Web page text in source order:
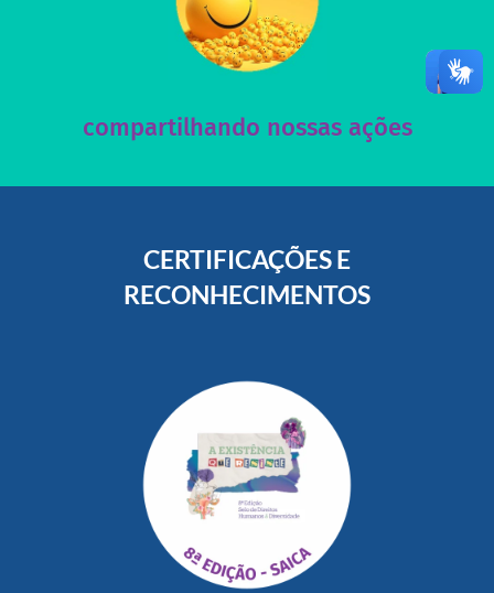
compartilhando nossas ações
Acesse nossas redes sociais e nos ajude compartilhando
nossos posts e nosso site!
acesse nosso instagram
CERTIFICAÇÕES E
RECONHECIMENTOS